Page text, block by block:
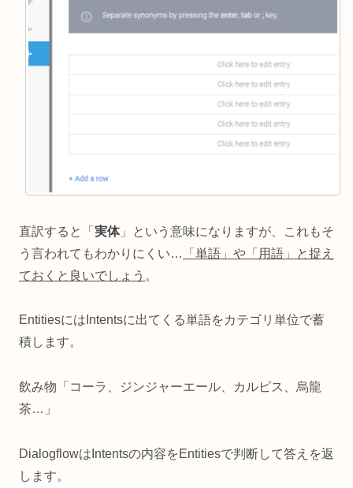
直訳すると「 実体」という意味になりますが、これもそ
う言われてもわかりにくい…
「単語」や「用語」と捉え
ておくと良いでしょう 。
EntitiesにはIntentsに出てくる単語をカテゴリ単位で蓄
積します。
飲み物「コーラ、ジンジャーエール、カルピス、烏龍
茶…」
DialogflowはIntentsの内容をEntitiesで判断して答えを返
します。